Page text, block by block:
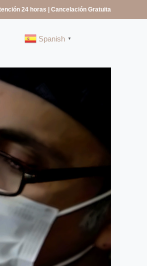
24 horas | Cancelación Gratuita
Spanish ▼